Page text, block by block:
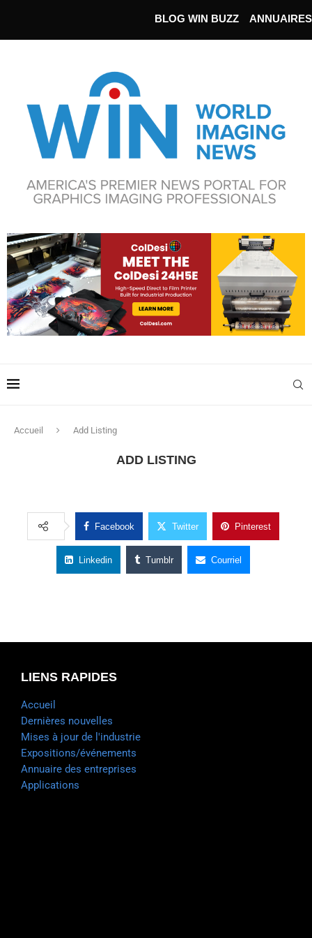
BLOG WIN BUZZ ANNUAIRES
Accueil Add Listing
ADD LISTING
Facebook Twitter Pinterest
Linkedin Tumblr Courriel
LIENS RAPIDES
Accueil
Dernières nouvelles
Mises à jour de l'industrie
Expositions/événements
Annuaire des entreprises
Applications